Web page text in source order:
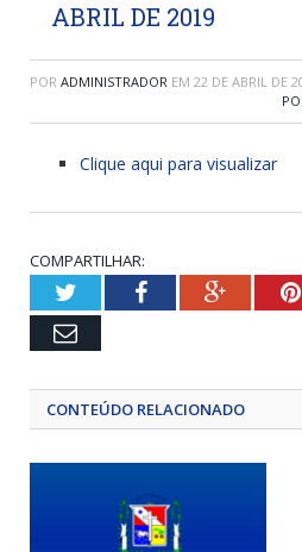
ABRIL DE 2019
POR ADMINISTRADOR EM 22 DE ABRIL DE
Clique aqui para visualizar
COMPARTILHAR:
TwitterFacebookGoogle+
Email
CONTEÚDO RELACIONADO